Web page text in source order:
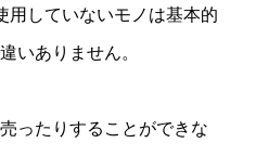
用していないモノは基本的
いありません。
ったりすることができな